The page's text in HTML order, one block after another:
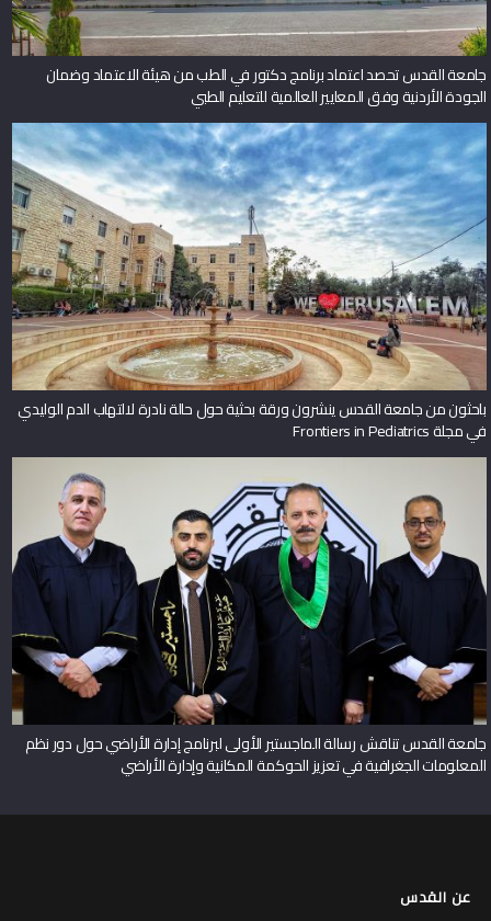
جامعة القدس تحصد اعتماد برنامج دكتور في الطب من هيئة الاعتماد وضمان
الجودة الأردنية وفق المعايير العالمية للتعليم الطبي
باحثون من جامعة القدس ينشرون ورقة بحثية حول حالة نادرة لالتهاب الدم الوليدي
في مجلة Frontiers in Pediatrics
جامعة القدس تناقش رسالة الماجستير الأولى لبرنامج إدارة الأراضي حول دور نظم
المعلومات الجغرافية في تعزيز الحوكمة المكانية وإدارة الأراضي
عن القدس